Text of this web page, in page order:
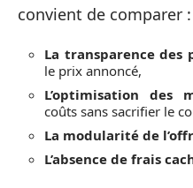
convient de comparer :
La transparence des
le prix annoncé,
L’optimisation des
coûts sans sacrifier le
La modularité de
L’absence de frais